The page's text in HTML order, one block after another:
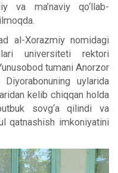
va ma’naviy qo‘llab-
al-Xorazmiy nomidagi
universiteti rektori
tumani Anorzor
uylarida
kelib chiqqan holda
sovg‘a qilindi va
qatnashish imkoniyatini